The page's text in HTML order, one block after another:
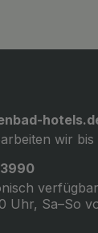
wir
3990
Uhr, Sa–So